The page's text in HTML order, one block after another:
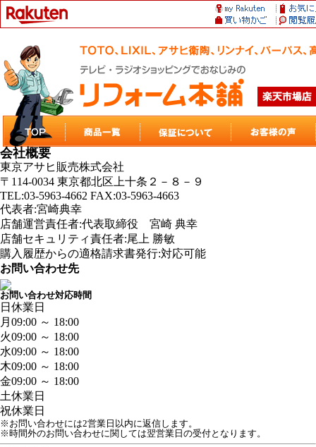
会社概要
東京アサヒ販売株式会社
〒114-0034 東京都北区上十条２－８－９
TEL:03-5963-4662 FAX:03-5963-4663
代表者:宮崎典幸
店舗運営責任者:代表取締役 宮崎 典幸
店舗セキュリティ責任者:尾上 勝敏
購入履歴からの適格請求書発行:対応可能
お問い合わせ先
お問い合わせ対応時間
日 休業日
月 09:00 ～ 18:00
火09:00 ～ 18:00
水09:00 ～ 18:00
木09:00 ～ 18:00
金09:00 ～ 18:00
土休業日
祝休業日
※お問い合わせには2営業日以内に返信します。
※時間外のお問い合わせに関しては翌営業日の受付となります。